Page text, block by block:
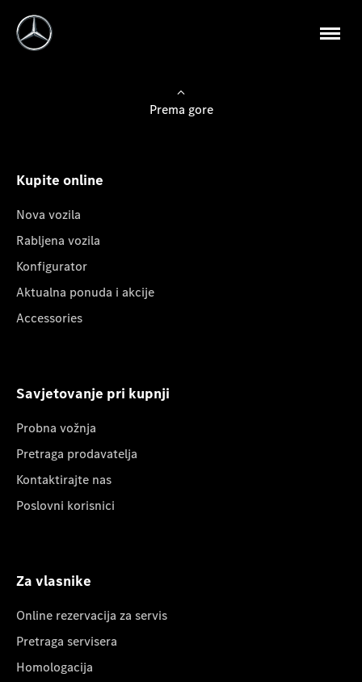
Prema gore
Kupite online
Nova vozila
Rabljena vozila
Konfigurator
Aktualna ponuda i akcije
Accessories
Savjetovanje pri kupnji
Probna vožnja
Pretraga prodavatelja
Kontaktirajte nas
Poslovni korisnici
Za vlasnike
Online rezervacija za servis
Pretraga servisera
Homologacija